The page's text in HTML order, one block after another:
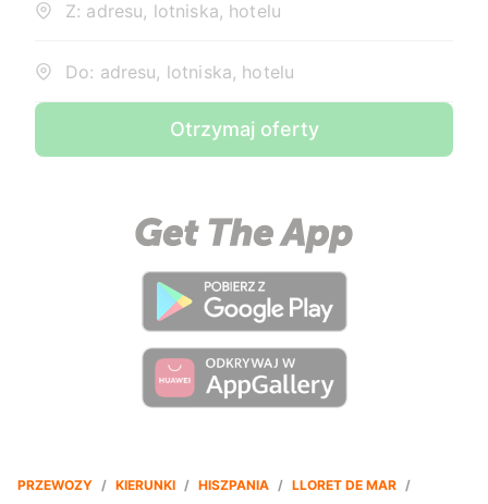
Z: adresu, lotniska, hotelu
Do: adresu, lotniska, hotelu
Otrzymaj oferty
PRZEWOZY / KIERUNKI / HISZPANIA / LLORET DE MAR /